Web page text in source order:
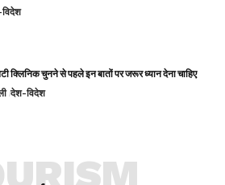
क्लिनिक चुनने से पहले इन बातों पर जरूर ध्यान देना चाहिए
देश-विदेश